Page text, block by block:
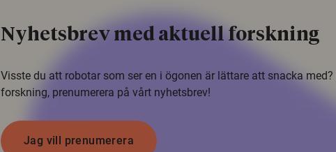
Nyhetsbrev med aktuell forskning
Visste du att robotar som ser en i ögonen är lättare att snacka
forskning, prenumerera på vårt nyhetsbrev!
Jag vill prenumerera